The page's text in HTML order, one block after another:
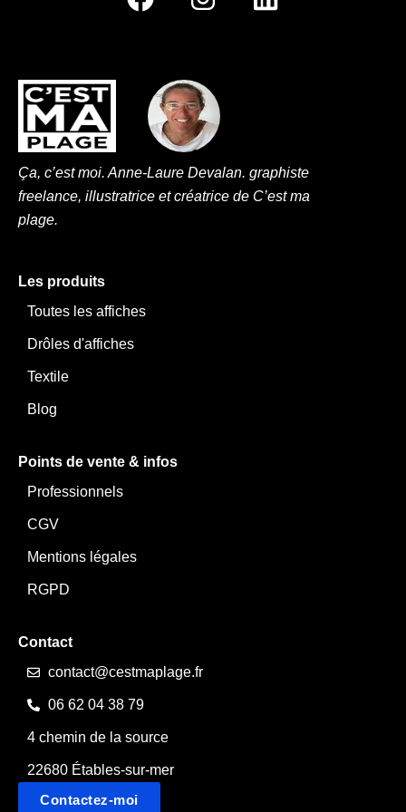
a
b
o
o
k
n
a
g
r
a
m
i
n
Ça, c’est moi. Anne-Laure Devalan. graphiste
freelance, illustratrice et créatrice de C’est ma
plage.
Les produits
Toutes les affiches
Drôles d'affiches
Textile
Blog
Points de vente & infos
Professionnels
CGV
Mentions légales
RGPD
Contact
contact@cestmaplage.fr
06 62 04 38 79
4 chemin de la source
22680 Étables-sur-mer
Contactez-moi